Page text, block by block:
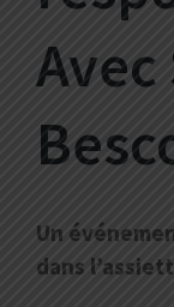
Un
dans